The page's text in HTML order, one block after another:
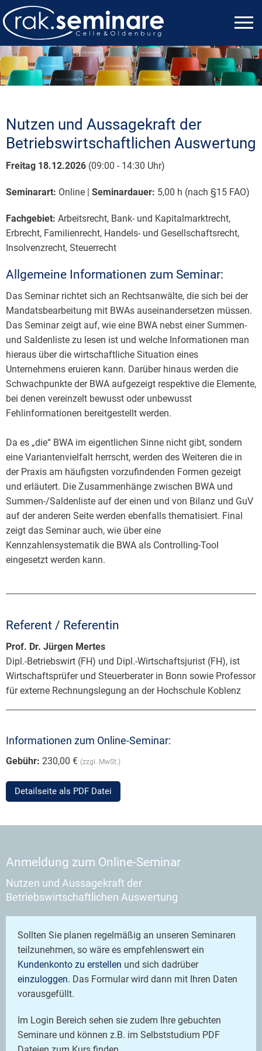
Nutzen und Aussagekraft der
Betriebswirtschaftlichen Auswertung
Freitag 18.12.2026 (09:00 - 14:30 Uhr)
Seminarart: Online | Seminardauer: 5,00 h (nach §15 FAO)
Fachgebiet: Arbeitsrecht, Bank- und Kapitalmarktrecht,
Erbrecht, Familienrecht, Handels- und Gesellschaftsrecht,
Insolvenzrecht, Steuerrecht
Allgemeine Informationen zum Seminar:
Das Seminar richtet sich an Rechtsanwälte, die sich bei der
Mandatsbearbeitung mit BWAs auseinandersetzen müssen.
Das Seminar zeigt auf, wie eine BWA nebst einer Summen-
und Saldenliste zu lesen ist und welche Informationen man
hieraus über die wirtschaftliche Situation eines
Unternehmens eruieren kann. Darüber hinaus werden die
Schwachpunkte der BWA aufgezeigt respektive die Elemente,
bei denen vereinzelt bewusst oder unbewusst
Fehlinformationen bereitgestellt werden.
Da es „die“ BWA im eigentlichen Sinne nicht gibt, sondern
eine Variantenvielfalt herrscht, werden des Weiteren die in
der Praxis am häufigsten vorzufindenden Formen gezeigt
und erläutert. Die Zusammenhänge zwischen BWA und
Summen-/Saldenliste auf der einen und von Bilanz und GuV
auf der anderen Seite werden ebenfalls thematisiert. Final
zeigt das Seminar auch, wie über eine
Kennzahlensystematik die BWA als Controlling-Tool
eingesetzt werden kann.
Referent / Referentin
Prof. Dr. Jürgen Mertes
Dipl.-Betriebswirt (FH) und Dipl.-Wirtschaftsjurist (FH), ist
Wirtschaftsprüfer und Steuerberater in Bonn sowie Professor
für externe Rechnungslegung an der Hochschule Koblenz
Informationen zum Online-Seminar:
Gebühr: 230,00 € (zzgl. MwSt.)
Detailseite als PDF Datei
Anmeldung zum Online-Seminar
Nutzen und Aussagekraft der
Betriebswirtschaftlichen Auswertung
Sollten Sie planen regelmäßig an unseren Seminaren
teilzunehmen, so wäre es empfehlenswert ein
Kundenkonto zu erstellen und sich dadrüber
einzuloggen. Das Formular wird dann mit Ihren Daten
vorausgefüllt.
Im Login Bereich sehen sie zudem Ihre gebuchten
Seminare und können z.B. im Selbststudium PDF